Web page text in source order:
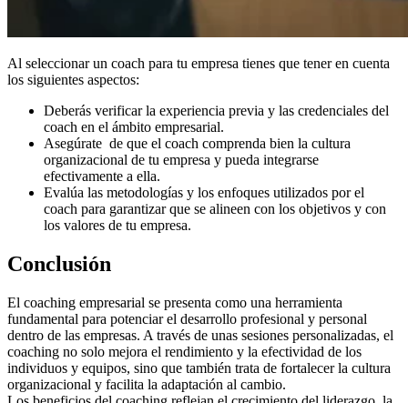
Al seleccionar un coach para tu empresa tienes que tener en cuenta
los siguientes aspectos:
Deberás verificar la experiencia previa y las credenciales del
coach en el ámbito empresarial.
Asegúrate de que el coach comprenda bien la cultura
organizacional de tu empresa y pueda integrarse
efectivamente a ella.
Evalúa las metodologías y los enfoques utilizados por el
coach para garantizar que se alineen con los objetivos y con
los valores de tu empresa.
Conclusión
El coaching empresarial se presenta como una herramienta
fundamental para potenciar el desarrollo profesional y personal
dentro de las empresas. A través de unas sesiones personalizadas, el
coaching no solo mejora el rendimiento y la efectividad de los
individuos y equipos, sino que también trata de fortalecer la cultura
organizacional y facilita la adaptación al cambio.